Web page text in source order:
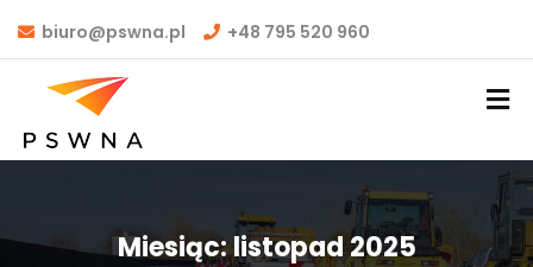
biuro@pswna.pl +48 795 520 960
Miesiąc:listopad 2025